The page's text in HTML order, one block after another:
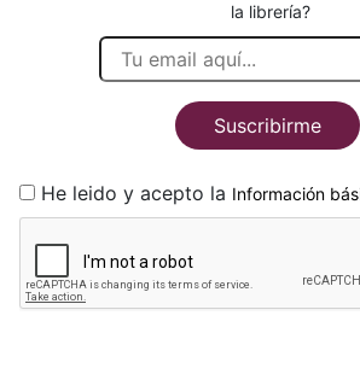
la librería?
Suscribirme
He leido y acepto la Información